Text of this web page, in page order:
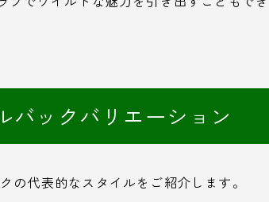
バックバリエーション
の代表的なスタイルをご紹介します。